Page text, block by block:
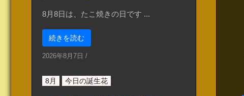
8月8日は、たこ焼きの日です ...
続きを読む
2026年8月7日 /
8月 今日の誕生花